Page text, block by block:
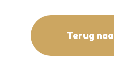
Terug